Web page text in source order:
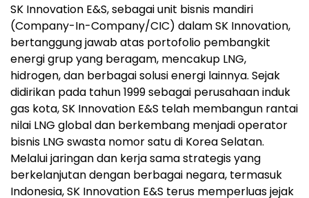
SK Innovation E&S, sebagai unit bisnis mandiri
(Company-In-Company/CIC) dalam SK Innovation,
bertanggung jawab atas portofolio pembangkit
energi grup yang beragam, mencakup LNG,
hidrogen, dan berbagai solusi energi lainnya. Sejak
didirikan pada tahun 1999 sebagai perusahaan induk
gas kota, SK Innovation E&S telah membangun rantai
nilai LNG global dan berkembang menjadi operator
bisnis LNG swasta nomor satu di Korea Selatan.
Melalui jaringan dan kerja sama strategis yang
berkelanjutan dengan berbagai negara, termasuk
Indonesia, SK Innovation E&S terus memperluas jejak